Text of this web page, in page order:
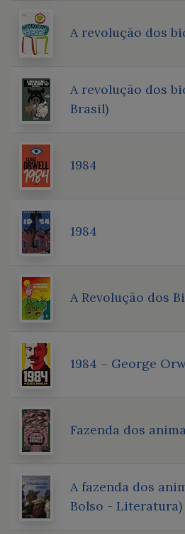
A revolução dos
A revolução dos
Brasil)
1984
1984
A Revolução dos
1984 – George
Fazenda dos
A fazenda dos
Bolso - Literatura)